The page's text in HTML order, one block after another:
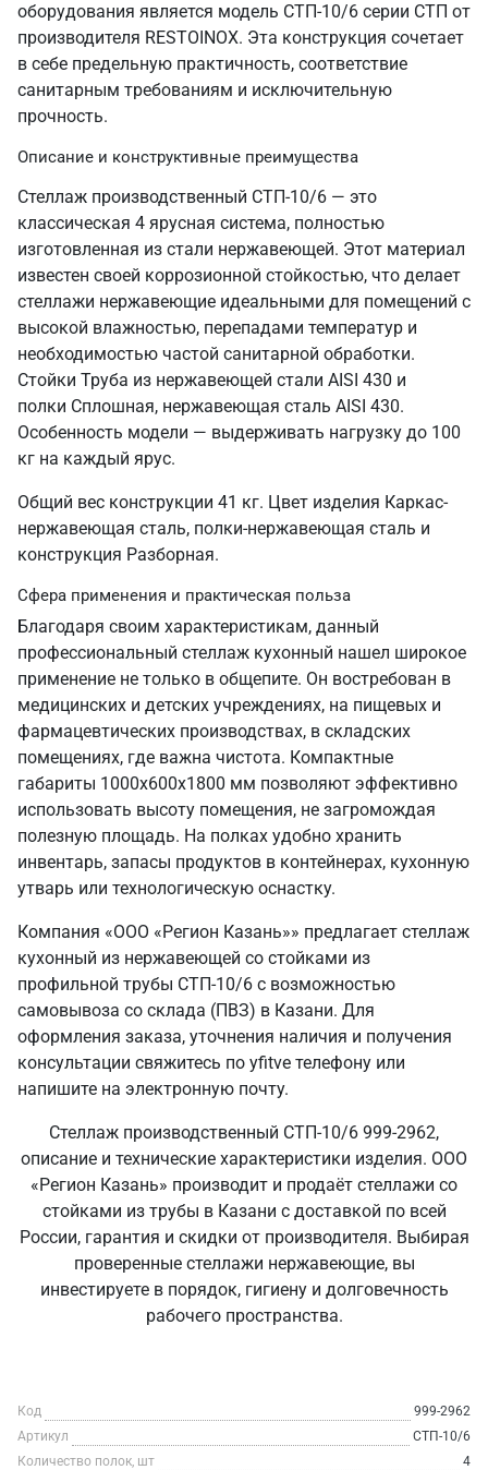
оборудования является модель СТП-10/6 серии СТП от
производителя RESTOINOX. Эта конструкция сочетает
в себе предельную практичность, соответствие
санитарным требованиям и исключительную
прочность.
Описание и конструктивные преимущества
Стеллаж производственный СТП-10/6 — это
классическая 4 ярусная система, полностью
изготовленная из стали нержавеющей. Этот материал
известен своей коррозионной стойкостью, что делает
стеллажи нержавеющие идеальными для помещений с
высокой влажностью, перепадами температур и
необходимостью частой санитарной обработки.
Стойки Труба из нержавеющей стали AISI 430 и
полки Сплошная, нержавеющая сталь AISI 430.
Особенность модели — выдерживать нагрузку до 100
кг на каждый ярус.
Общий вес конструкции 41 кг. Цвет изделия Каркас-
нержавеющая сталь, полки-нержавеющая сталь и
конструкция Разборная.
Сфера применения и практическая польза
Благодаря своим характеристикам, данный
профессиональный стеллаж кухонный нашел широкое
применение не только в общепите. Он востребован в
медицинских и детских учреждениях, на пищевых и
фармацевтических производствах, в складских
помещениях, где важна чистота. Компактные
габариты 1000х600х1800 мм позволяют эффективно
использовать высоту помещения, не загромождая
полезную площадь. На полках удобно хранить
инвентарь, запасы продуктов в контейнерах, кухонную
утварь или технологическую оснастку.
Компания «ООО «Регион Казань»» предлагает стеллаж
кухонный из нержавеющей со стойками из
профильной трубы СТП-10/6 с возможностью
самовывоза со склада (ПВЗ) в Казани. Для
оформления заказа, уточнения наличия и получения
консультации свяжитесь по yfitve телефону или
напишите на электронную почту.
Стеллаж производственный СТП-10/6 999-2962,
описание и технические характеристики изделия. ООО
«Регион Казань» производит и продаёт стеллажи со
стойками из трубы в Казани с доставкой по всей
России, гарантия и скидки от производителя. Выбирая
проверенные стеллажи нержавеющие, вы
инвестируете в порядок, гигиену и долговечность
рабочего пространства.
Код
999-2962
Артикул
СТП-10/6
Количество полок, шт
4